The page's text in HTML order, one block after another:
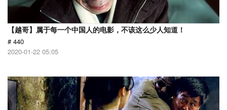
【越哥】属于每一个中国人的电影，不该这么少人知道！
# 440
2020-01-22 05:05